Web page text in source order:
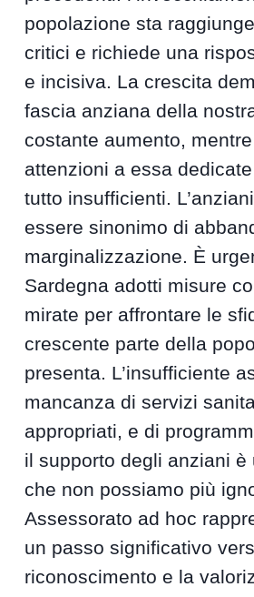
popolazione sta
critici e richiede una
e incisiva. La crescita
fascia anziana della
costante aumento,
attenzioni a essa
tutto insufficienti.
essere sinonimo di
marginalizzazione. È
Sardegna adotti misure
mirate per affrontare le
crescente parte della
presenta. L’insufficiente
mancanza di servizi
appropriati, e di
il supporto degli anziani è
che non possiamo più
Assessorato ad hoc
un passo significativo
riconoscimento e la